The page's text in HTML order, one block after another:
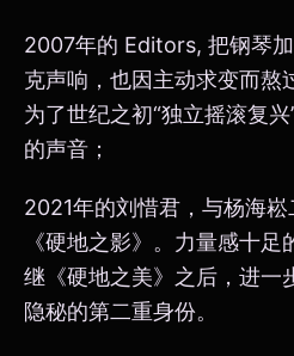
2007年的 Editors, 把钢琴
克声响，也因主动求变而熬
为了世纪之初“独立摇滚复
的声音；
2021年的刘惜君，与杨海
《硬地之影》。力量感十足
继《硬地之美》之后，进一
隐秘的第二重身份。